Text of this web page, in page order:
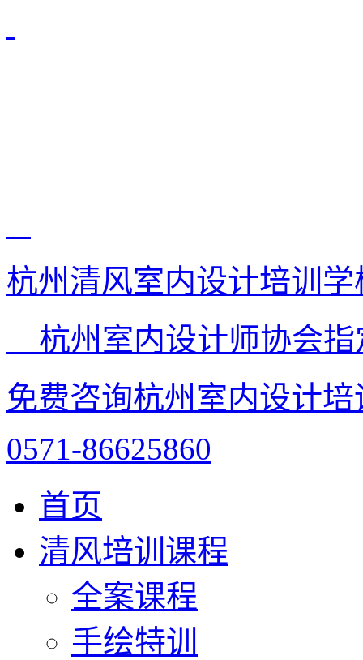
杭州清风室内设计培训学
杭州室内设计师协会
免费咨询杭州室内设计
0571-86625860
首页
清风培训课程
全案课程
手绘特训